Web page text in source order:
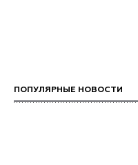
ПОПУЛЯРНЫЕ НОВОСТИ